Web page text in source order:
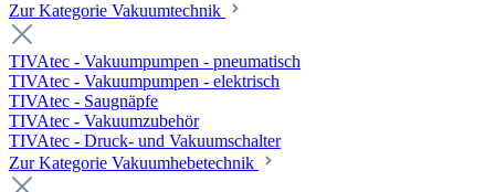
Zur Kategorie Vakuumtechnik
TIVAtec - Vakuumpumpen - pneumatisch
TIVAtec - Vakuumpumpen - elektrisch
TIVAtec - Saugnäpfe
TIVAtec - Vakuumzubehör
TIVAtec - Druck- und Vakuumschalter
Zur Kategorie Vakuumhebetechnik